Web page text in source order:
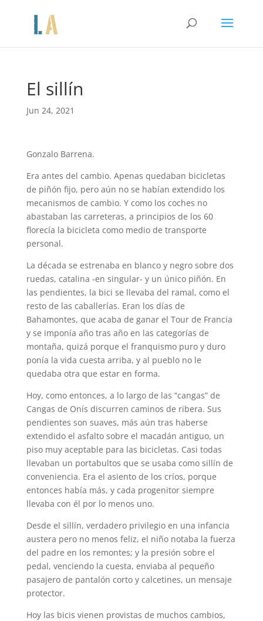
El sillín
Jun 24, 2021
Gonzalo Barrena.
Era antes del cambio. Apenas quedaban bicicletas
de piñón fijo, pero aún no se habían extendido los
mecanismos de cambio. Y como los coches no
abastaban las carreteras, a principios de los 60
florecía la bicicleta como medio de transporte
personal.
La década se estrenaba en blanco y negro sobre dos
ruedas, catalina -en singular- y un único piñón. En
las pendientes, la bici se llevaba del ramal, como el
resto de las caballerías. Eran los días de
Bahamontes, que acaba de ganar el Tour de Francia
y se imponía año tras año en las categorías de
montaña, quizá porque el franquismo puro y duro
ponía la vida cuesta arriba, y al pueblo no le
quedaba otra que estar en forma.
Hoy, como entonces, a lo largo de las “cangas” de
Cangas de Onís discurren caminos de ribera. Sus
pendientes son suaves, más aún tras haberse
extendido el asfalto sobre el macadán antiguo, un
piso muy aceptable para las bicicletas. Casi todas
llevaban un portabultos que se usaba como sillín de
conveniencia. Era el asiento de los críos, porque
entonces había más, y cada progenitor siempre
llevaba con él por lo menos uno.
Desde el sillín, verdadero privilegio en una infancia
austera pero no menos feliz, el niño notaba la fuerza
del padre en los remontes; y la presión sobre el
pedal, venciendo la cuesta, enviaba al pequeño
pasajero de pantalón corto y calcetines, un mensaje
protector.
Hoy las bicis vienen provistas de muchos cambios,